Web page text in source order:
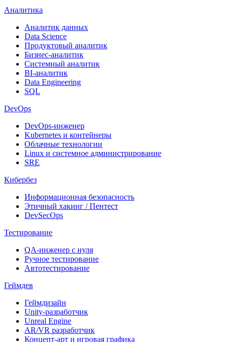
Аналитика
Аналитик данных
Data Science
Продуктовый аналитик
Бизнес-аналитик
Системный аналитик
BI-аналитик
Data Engineering
SQL
DevOps
DevOps-инженер
Kubernetes и контейнеры
Облачные технологии
Linux и системное администрирование
SRE
Кибербез
Информационная безопасность
Этичный хакинг / Пентест
DevSecOps
Тестирование
QA-инженер с нуля
Ручное тестирование
Автотестирование
Геймдев
Геймдизайн
Unity-разработчик
Unreal Engine
AR/VR разработчик
Концепт-арт и игровая графика